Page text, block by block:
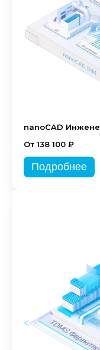
nanoCAD
От 138 100 ₽
Подробнее